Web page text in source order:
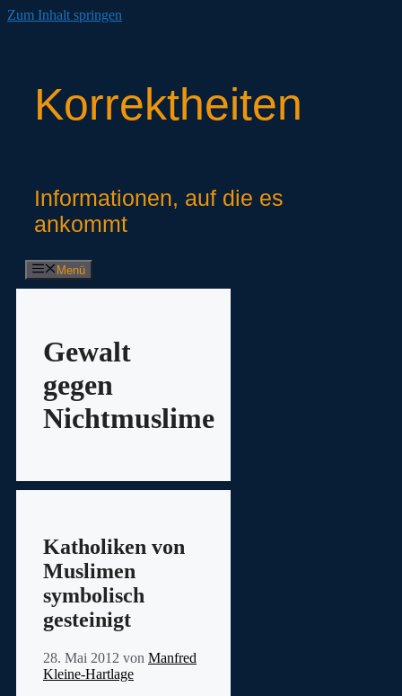
Zum Inhalt springen
Korrektheiten
Informationen, auf die es
ankommt
Menü
Gewalt
gegen
Nichtmuslime
Katholiken von
Muslimen
symbolisch
gesteinigt
28. Mai 2012 von Manfred
Kleine-Hartlage